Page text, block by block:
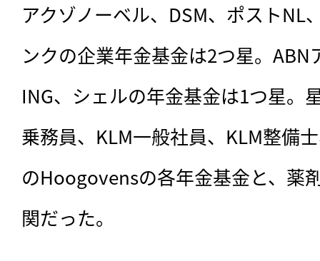
アクゾノーベル、DSM、ポストNL
ンクの企業年金基金は2つ星。ABN
ING、シェルの年金基金は1つ星。
乗務員、KLM一般社員、KLM整備
のHoogovensの各年金基金と、薬
関だった。